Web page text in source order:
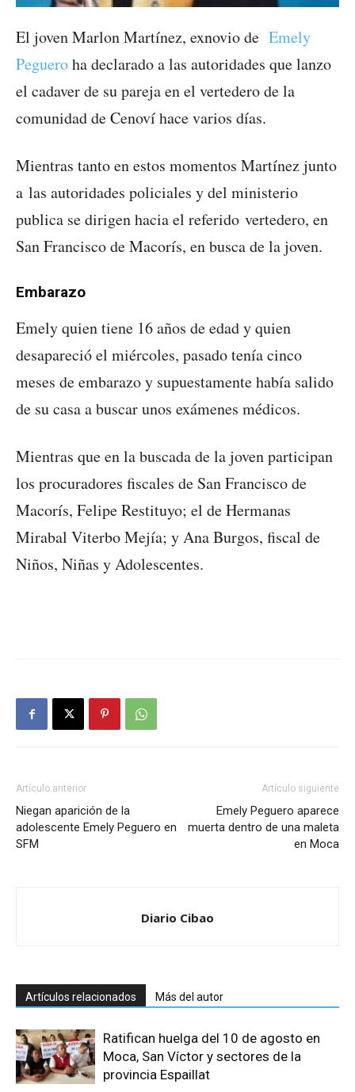
El joven Marlon Martínez, exnovio de Emely
Pegueroha declarado a las autoridades que lanzo
el cadaver de su pareja en el vertedero de la
comunidad de Cenoví hace varios días.
Mientras tanto en estos momentos Martínez junto
a las autoridades policiales y del ministerio
publica se dirigen hacia el referido vertedero, en
San Francisco de Macorís, en busca de la joven.
Embarazo
Emely quien tiene 16 años de edad y quien
desapareció el miércoles, pasado tenía cinco
meses de embarazo y supuestamente había salido
de su casa a buscar unos exámenes médicos.
Mientras que en la buscada de la joven participan
los procuradores fiscales de San Francisco de
Macorís, Felipe Restituyo; el de Hermanas
Mirabal Viterbo Mejía; y Ana Burgos, fiscal de
Niños, Niñas y Adolescentes.
Artículo anterior
Niegan aparición de la
adolescente Emely Peguero en
SFM
Artículo siguiente
Emely Peguero aparece
muerta dentro de una maleta
en Moca
Diario Cibao
Artículos relacionados Más del autor
Ratifican huelga del 10 de agosto en
Moca, San Víctor y sectores de la
provincia Espaillat